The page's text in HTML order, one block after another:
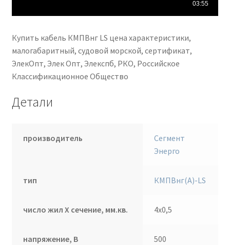
Купить кабель КМПВнг LS цена характеристики,
малогабаритный, судовой морской, сертификат,
ЭлекОпт, Элек Опт, Элекспб, РКО, Российское
Классификационное Общество
Детали
производитель
Сегмент
Энерго
тип КМПВнг(А)-LS
число жил Х сечение, мм.кв. 4х0,5
напряжение, В 500